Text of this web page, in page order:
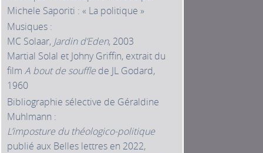
Michele Saporiti : « La politique »
Musiques :
MC Solaar, Jardin d’Eden, 2003
Martial Solal et Johny Griffin, extrait du
film A bout de soufflede JL Godard,
1960
Bibliographie sélective de Géraldine
Muhlmann :
L’imposture du théologico-politique
publié aux Belles lettres en 2022,